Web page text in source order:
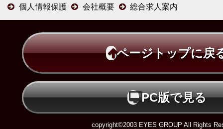
個人情報保護 会社概要 総合求人案内
ページトップに戻
PC版で見る
copyright©2003 EYES GROUP All Rights